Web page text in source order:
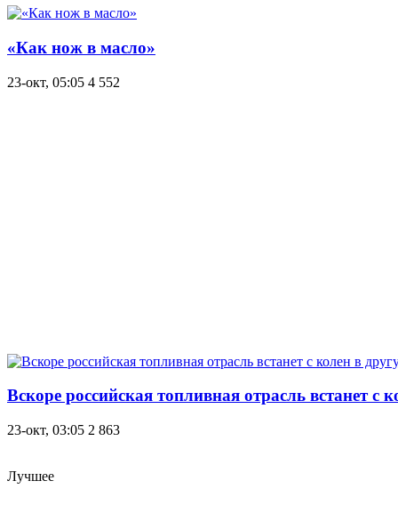
«Как нож в масло»
23-окт, 05:05 4 552
Вскоре российская топливная отрасль встанет с
23-окт, 03:05 2 863
Лучшее